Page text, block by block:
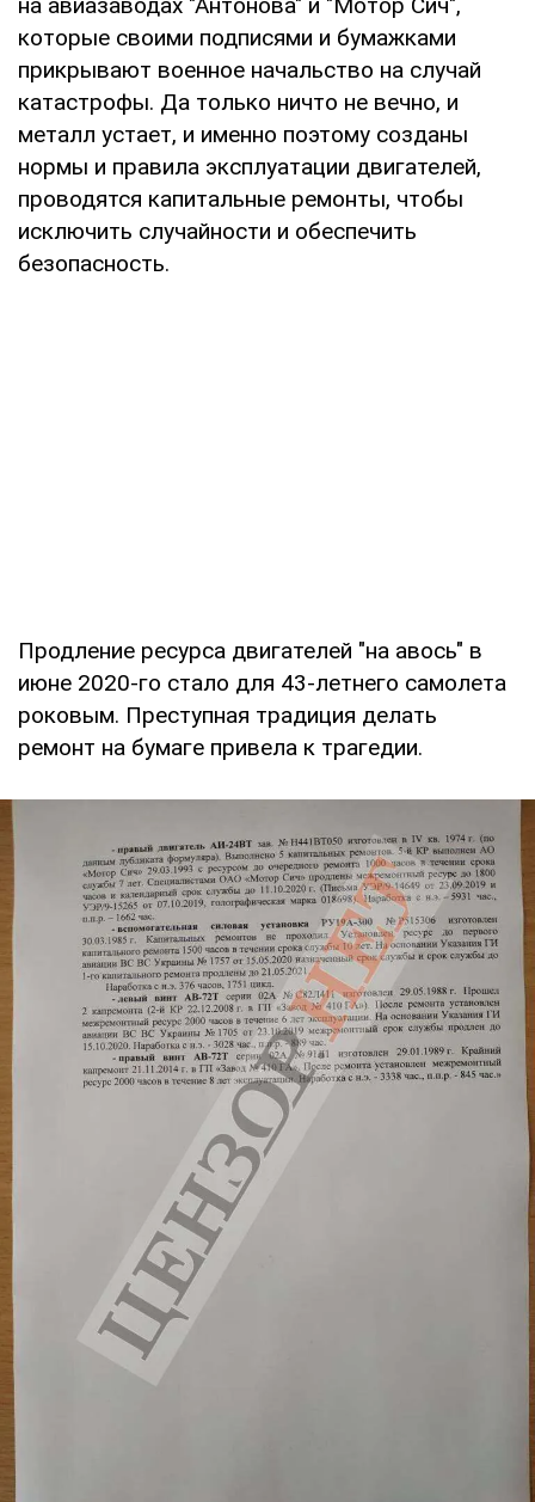
которые своими подписями и бумажками
прикрывают военное начальство на случай
катастрофы. Да только ничто не вечно, и
металл устает, и именно поэтому созданы
нормы и правила эксплуатации двигателей,
проводятся капитальные ремонты, чтобы
исключить случайности и обеспечить
безопасность.
Продление ресурса двигателей "на авось" в
июне 2020-го стало для 43-летнего самолета
роковым. Преступная традиция делать
ремонт на бумаге привела к трагедии.